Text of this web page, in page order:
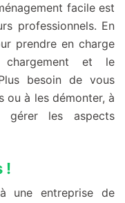
facile est
professionnels. En
prendre en charge
chargement et le
besoin de vous
ou à les démonter, à
les aspects
!
une entreprise de